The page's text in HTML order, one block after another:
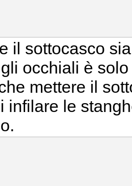
il sottocasco
occhiali è
mettere il
infilare le